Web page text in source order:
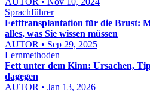
Sprachführer
Fetttransplantation für die Brust:
alles, was Sie wissen müssen
AUTOR • Sep 29, 2025
Lernmethoden
Fett unter dem Kinn: Ursachen,
dagegen
AUTOR • Jan 13, 2026